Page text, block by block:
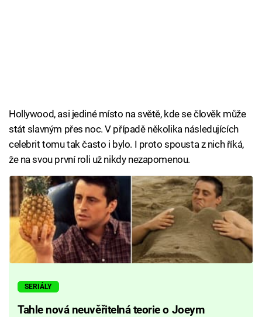
Hollywood, asi jediné místo na světě, kde se člověk může
stát slavným přes noc. V případě několika následujících
celebrit tomu tak často i bylo. I proto spousta z nich říká,
že na svou první roli už nikdy nezapomenou.
SERIÁLY
Tahle nová neuvěřitelná teorie o Joeym